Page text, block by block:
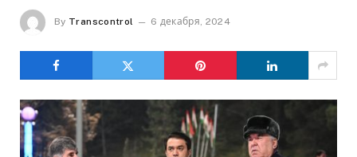
By Transcontrol 6 декабря, 2024